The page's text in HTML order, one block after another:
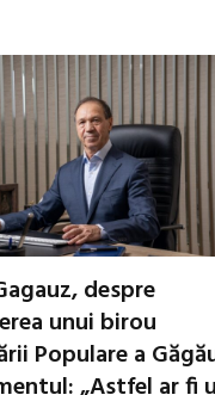
despre
unui birou
Populare a